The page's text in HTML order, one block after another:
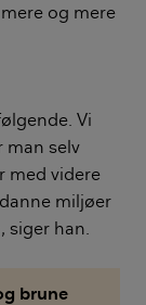
og mere
Vi
man selv
med videre
miljøer
siger han.
brune